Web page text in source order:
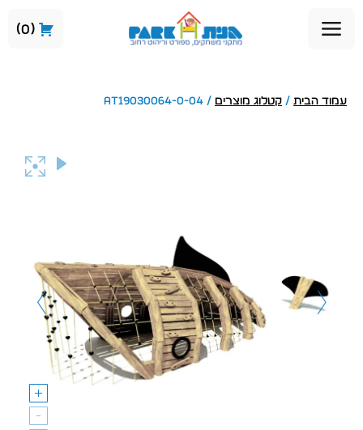
0
עמוד הבית / קטלוג מוצרים / AT19030064-0-04